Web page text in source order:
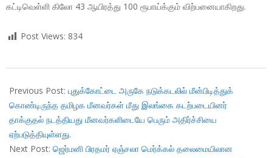
கட்டிவெள்ளி கிலோ 43 ஆயிரத்து 100 ரூபாய்க்கும் விற்பனையாகிறது.
Post Views: 834
11-
21
Previous Post: புதுக்கோட்டை அருகே நடுக்கடலில் மீன்பிடித்துக்
கொண்டிருந்த தமிழக மீனவர்கள் மீது இலங்கை கடற்படையினர்
தாக்குதல் நடத்தியது மீனவர்களிடையே பெரும் அதிர்ச்சியை
ஏற்படுத்தியுள்ளது.
Next Post: ஜெர்மனி பிரதமர் ஏஞ்சலா மெர்க்கல் தலைமையிலான